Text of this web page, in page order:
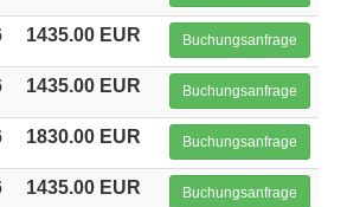
1435.00 EUR Buchungsanfrage
1435.00 EUR Buchungsanfrage
1830.00 EUR Buchungsanfrage
1435.00 EUR Buchungsanfrage